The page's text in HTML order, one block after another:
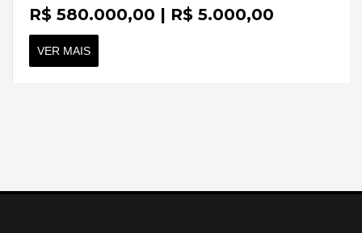
R$ 580.000,00 | R$ 5.000,00
VER MAIS